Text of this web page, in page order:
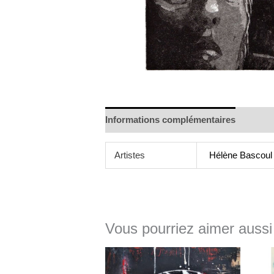
Informations complémentaires
Artistes Hélène Bascoul
Vous pourriez aimer